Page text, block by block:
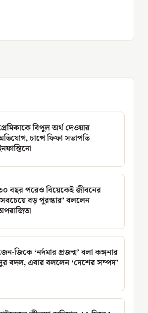
বিপুল অর্থ দেওয়ার
চাপে ফিফা সভাপতি
বছর পরেও বিয়েকেই জীবনের
বড় পুরস্কার’ বললেন
জিকে ‘নর্দমার প্রজন্ম’ বলা কঙ্গনার
বদল, এবার বললেন ‘দেশের সম্পদ’